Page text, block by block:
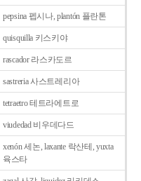
pepsina 펩시나, plantón 플란톤
quisquilla 키스키야
rascador 라스카도르
sastreria 사스트레리아
tetraetro 테트라에트로
viudedad 비우데다드
xenón 세논, laxante 락산테, yuxta
육스타